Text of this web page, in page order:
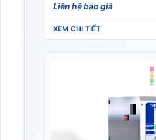
Liên hệ báo giá
XEM CHI TIẾT